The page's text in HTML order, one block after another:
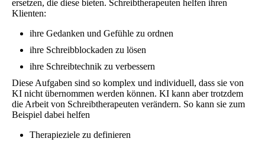
ersetzen, die diese bieten. Schreibtherapeuten helfen ihren
Klienten:
ihre Gedanken und Gefühle zu ordnen
ihre Schreibblockaden zu lösen
ihre Schreibtechnik zu verbessern
Diese Aufgaben sind so komplex und individuell, dass sie von
KI nicht übernommen werden können. KI kann aber trotzdem
die Arbeit von Schreibtherapeuten verändern. So kann sie zum
Beispiel dabei helfen
Therapieziele zu definieren